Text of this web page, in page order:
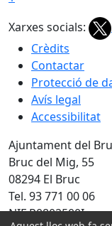
Xarxes socials:
Crèdits
Contactar
Protecció de
Avís legal
Accessibilitat
Ajuntament del
Bruc del Mig, 55
08294 El Bruc
Tel. 93 771 00 06
NIF P0802500I